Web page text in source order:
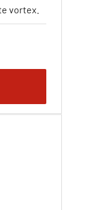
vortex.
€
€
€
€
€Fascia
€